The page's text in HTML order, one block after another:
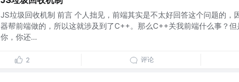
JS垃圾回收机制 前言 个人拙见，前端其实是不太好回答这个问题的，
器帮前端做的，所以这就涉及到了C++。那么C++关我前端什么事？但
你，你还...
2 评论